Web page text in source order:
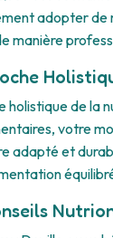
adopter
manière
de la
votre
adapté et